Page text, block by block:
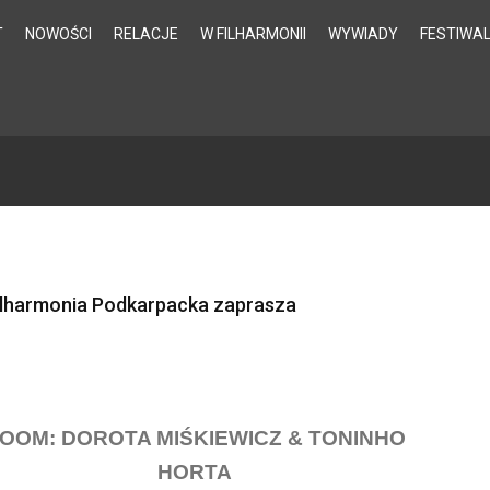
NOWOŚCI RELACJE W FILHARMONII WYWIADY
Podkarpacka zaprasza
DOROTA MIŚKIEWICZ & TONINHO
HORTA